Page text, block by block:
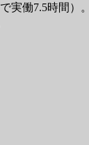
実働7.5時間）。